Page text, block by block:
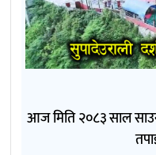
आज मिति २०८३ साल